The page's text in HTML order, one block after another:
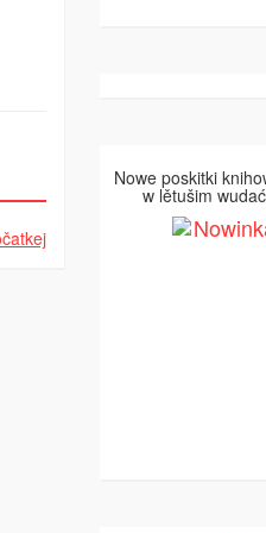
Nowe poskitki
w lětušim